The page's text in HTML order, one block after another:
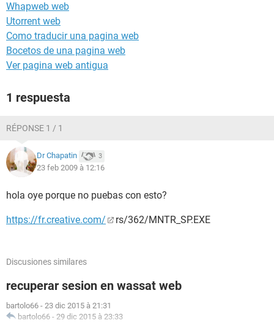
Whapweb web
Utorrent web
Como traducir una pagina web
Bocetos de una pagina web
Ver pagina web antigua
1 respuesta
RÉPONSE 1 / 1
Dr Chapatin 3
23 feb 2009 à 12:16
hola oye porque no puebas con esto?
https://fr.creative.com/ ­rs/362/MNTR_SP.EXE
Discusiones similares
recuperar sesion en wassat web
bartolo66 - 23 dic 2015 à 21:31
bartolo66 - 29 dic 2015 à 23:33